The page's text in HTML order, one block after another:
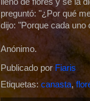
preguntó: "¿Por qué
dijo: "Porque cada uno
Anónimo.
Publicado por Fiaris
Etiquetas:canasta,